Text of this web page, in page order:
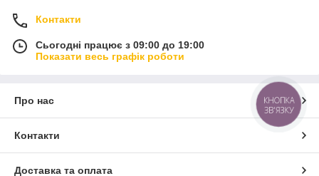
Контакти
Сьогодні працює з 09:00 до 19:00
Показати весь графік роботи
Про нас
Контакти
Доставка та оплата
КНОПКА
ЗВ'ЯЗКУ